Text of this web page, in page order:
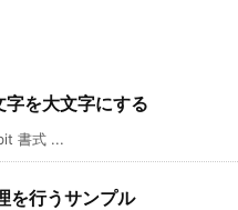
字を大文字にする
書式 ...
を行うサンプル